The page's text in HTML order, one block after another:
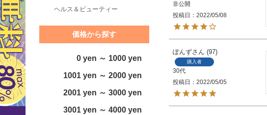
ヘルス＆ビューティー
価格から探す
0 yen ～ 1000 yen
1001 yen ～ 2000 yen
2001 yen ～ 3000 yen
3001 yen ～ 4000 yen
非公開
投稿日
2022/05/08
ぽんず 97
購入者
30代
投稿日
2022/05/05